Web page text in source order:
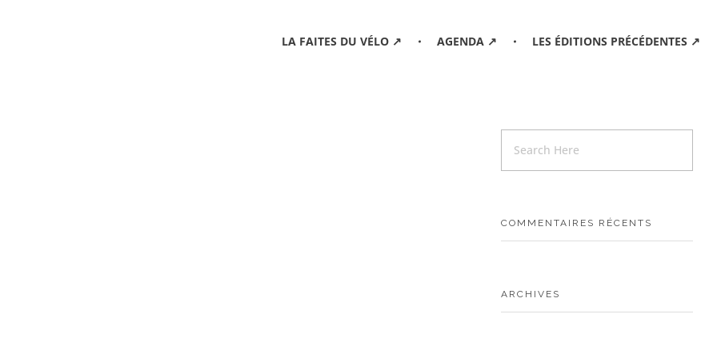
LA FAITES DU VÉLO ↗ AGENDA ↗ LES ÉDITIONS PRÉCÉDENTES ↗
COMMENTAIRES RÉCENTS
ARCHIVES